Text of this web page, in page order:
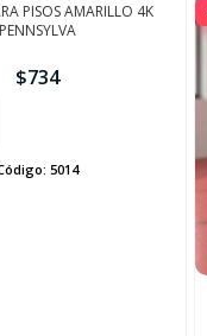
PISOS AMARILLO 4K
PENNSYLVA
$734
5014